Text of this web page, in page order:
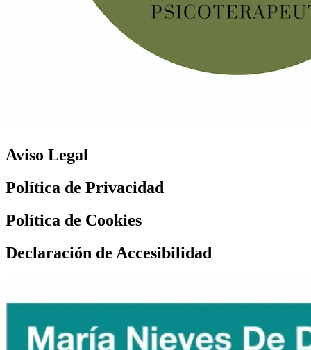
Aviso Legal
Política de Privacidad
Política de Cookies
Declaración de Accesibilidad